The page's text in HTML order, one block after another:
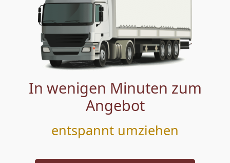
In wenigen Minuten zum
Angebot
entspannt umziehen